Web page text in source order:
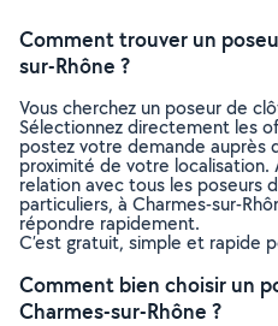
Comment trouver un
sur-Rhône ?
Vous cherchez un poseur de
Sélectionnez directement les
postez votre demande auprès
proximité de votre localisation.
relation avec tous les poseurs
particuliers, à Charmes-sur-
répondre rapidement.
C’est gratuit, simple et rapide
Comment bien choisir un
Charmes-sur-Rhône ?